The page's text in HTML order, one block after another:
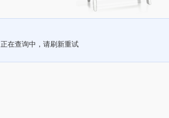
正在查询中，请刷新重试